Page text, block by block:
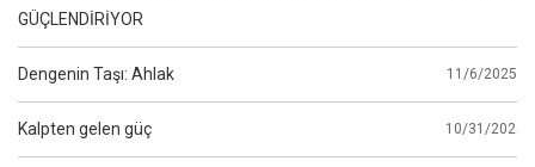
GÜÇLENDİRİYOR
Dengenin Taşı: Ahlak 11/6/2025
Kalpten gelen güç 10/31/2025